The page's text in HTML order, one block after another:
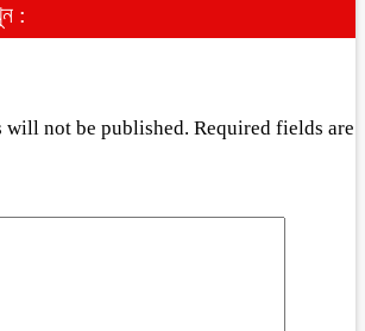
:
will not be published. Required fields are